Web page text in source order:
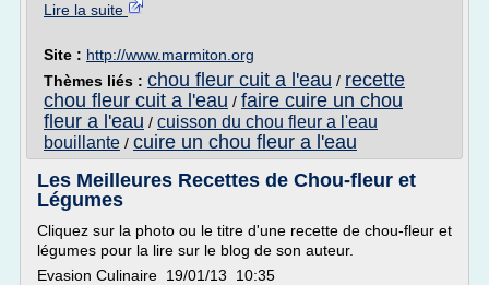
Lire la suite
Site : http://www.marmiton.org
Thèmes liés : chou fleur cuit a l'eau / recette
chou fleur cuit a l'eau / faire cuire un chou
fleur a l'eau / cuisson du chou fleur a l'eau
bouillante / cuire un chou fleur a l'eau
Les Meilleures Recettes de Chou-fleur et
Légumes
Cliquez sur la photo ou le titre d'une recette de chou-fleur et
légumes pour la lire sur le blog de son auteur.
Evasion Culinaire 19/01/13 10:35